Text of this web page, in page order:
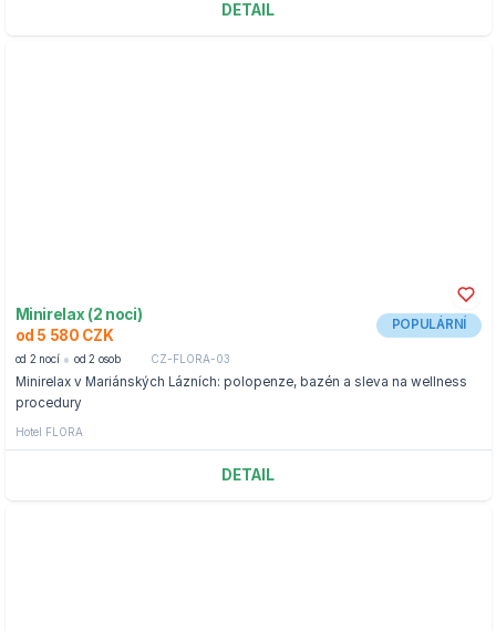
DETAIL
Minirelax (2 noci)
od 5 580 CZK
POPULÁRNÍ
od 2 nocí od 2 osob CZ-FLORA-03
Minirelax v Mariánských Lázních: polopenze, bazén a sleva na wellness
procedury
Hotel FLORA
DETAIL